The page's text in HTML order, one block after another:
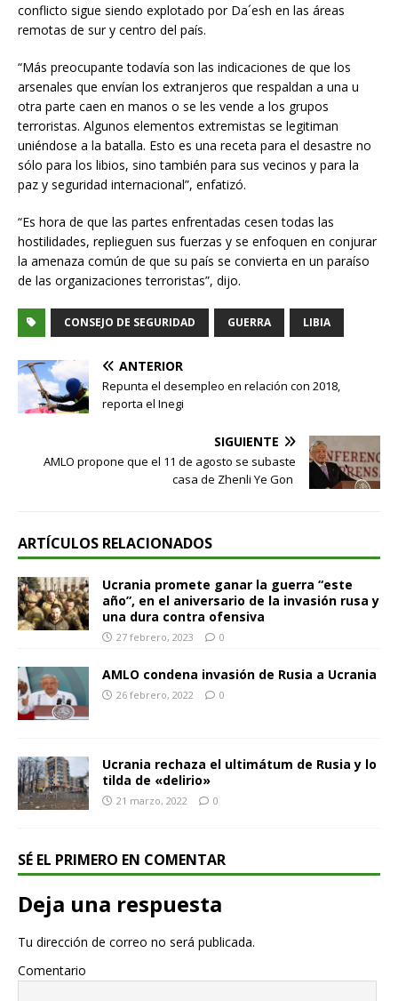
conflicto sigue siendo explotado por Da´esh en las áreas
remotas de sur y centro del país.
“Más preocupante todavía son las indicaciones de que los
arsenales que envían los extranjeros que respaldan a una u
otra parte caen en manos o se les vende a los grupos
terroristas. Algunos elementos extremistas se legitiman
uniéndose a la batalla. Esto es una receta para el desastre no
sólo para los libios, sino también para sus vecinos y para la
paz y seguridad internacional”, enfatizó.
“Es hora de que las partes enfrentadas cesen todas las
hostilidades, replieguen sus fuerzas y se enfoquen en conjurar
la amenaza común de que su país se convierta en un paraíso
de las organizaciones terroristas”, dijo.
CONSEJO DE SEGURIDAD GUERRA LIBIA
ANTERIOR
Repunta el desempleo en relación con 2018,
reporta el Inegi
SIGUIENTE
AMLO propone que el 11 de agosto se subaste
casa de Zhenli Ye Gon
ARTÍCULOS RELACIONADOS
Ucrania promete ganar la guerra “este
año”, en el aniversario de la invasión rusa y
una dura contra ofensiva
27 febrero, 2023 0
AMLO condena invasión de Rusia a Ucrania
26 febrero, 2022 0
Ucrania rechaza el ultimátum de Rusia y lo
tilda de «delirio»
21 marzo, 2022 0
SÉ EL PRIMERO EN COMENTAR
Deja una respuesta
Tu dirección de correo no será publicada.
Comentario